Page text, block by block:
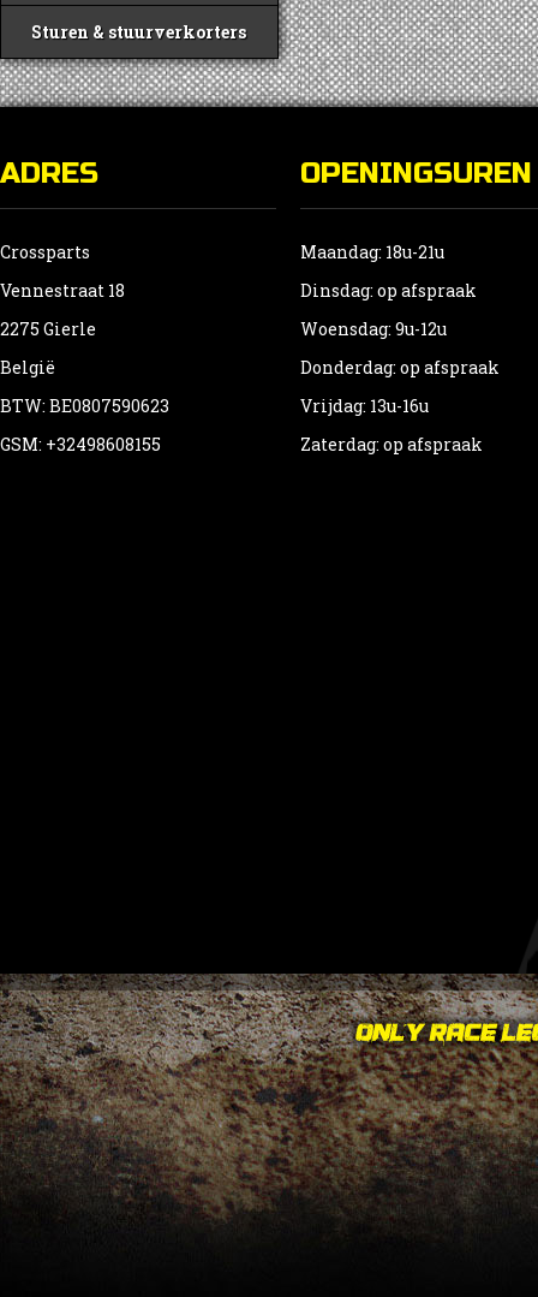
Sturen & stuurverkorters
ADRES
Crossparts
Vennestraat 18
2275 Gierle
België
BTW: BE0807590623
GSM: +32498608155
OPENINGSUREN
Maandag: 18u-21u
Dinsdag: op afspraak
Woensdag: 9u-12u
Donderdag: op afspraak
Vrijdag: 13u-16u
Zaterdag: op afspraak